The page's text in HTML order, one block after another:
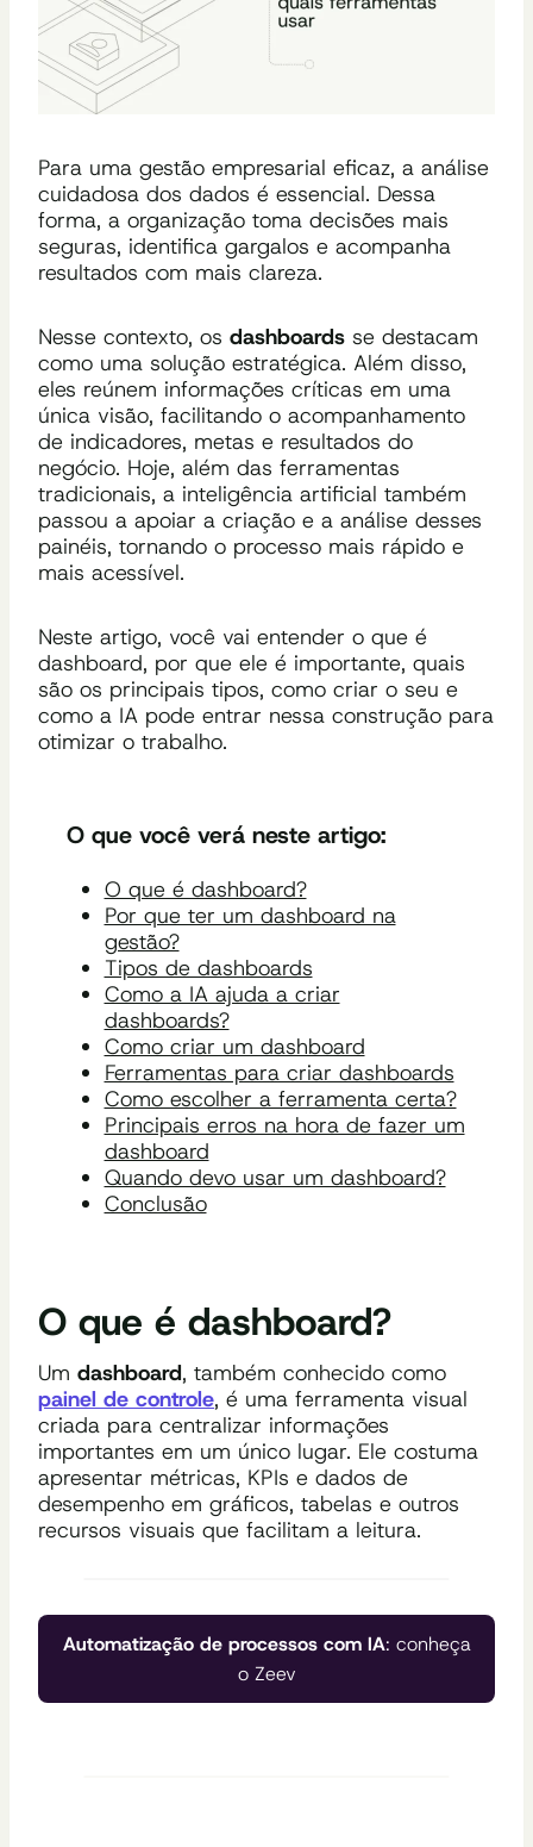
Para uma gestão empresarial eficaz, a análise
cuidadosa dos dados é essencial. Dessa
forma, a organização toma decisões mais
seguras, identifica gargalos e acompanha
resultados com mais clareza.
Nesse contexto, os dashboards se destacam
como uma solução estratégica. Além disso,
eles reúnem informações críticas em uma
única visão, facilitando o acompanhamento
de indicadores, metas e resultados do
negócio. Hoje, além das ferramentas
tradicionais, a inteligência artificial também
passou a apoiar a criação e a análise desses
painéis, tornando o processo mais rápido e
mais acessível.
Neste artigo, você vai entender o que é
dashboard, por que ele é importante, quais
são os principais tipos, como criar o seu e
como a IA pode entrar nessa construção para
otimizar o trabalho.
O que você verá neste artigo:
O que é dashboard?
Por que ter um dashboard na
gestão?
Tipos de dashboards
Como a IA ajuda a criar
dashboards?
Como criar um dashboard
Ferramentas para criar dashboards
Como escolher a ferramenta certa?
Principais erros na hora de fazer um
dashboard
Quando devo usar um dashboard?
Conclusão
O que é dashboard?
Um dashboard, também conhecido como
painel de controle, é uma ferramenta visual
criada para centralizar informações
importantes em um único lugar. Ele costuma
apresentar métricas, KPIs e dados de
desempenho em gráficos, tabelas e outros
recursos visuais que facilitam a leitura.
Automatização de processos com IA: conheça
o Zeev